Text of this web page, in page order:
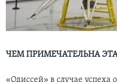
ЧЕМ ПРИМЕЧАТЕЛЬНА
«Одиссей» в случае успеха